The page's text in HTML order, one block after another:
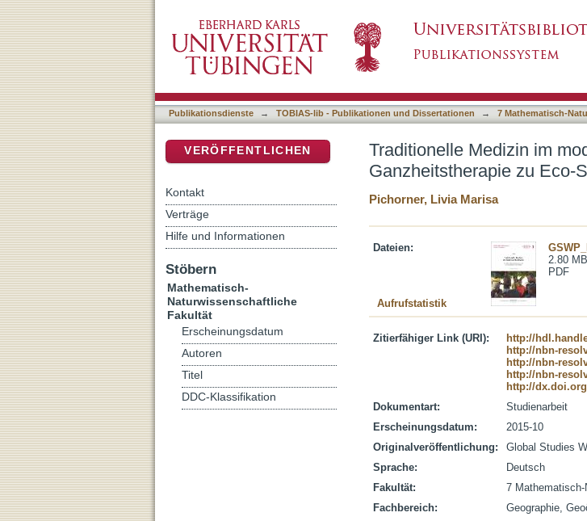
Social Medicine
Publikationsdienste → TOBIAS-lib - Publikationen und Dissertationen → 7 Mathematisch-
Traditionelle Medizin im
Ganzheitstherapie zu Eco-
Pichorner, Livia Marisa
Dateien:
2.80 MB
PDF
Aufrufstatistik
Zitierfähiger Link (URI):
http://
http://nbn-
http://nbn-
http://nbn-
http://
Dokumentart:
Studienarbeit
Erscheinungsdatum:
2015-10
Originalveröffentlichung:
Global Studies
Sprache:
Deutsch
Fakultät:
7
Fachbereich:
Geographie,
VERÖFFENTLICHEN
Kontakt
Verträge
Hilfe und Informationen
Stöbern
Mathematisch-
Naturwissenschaftliche
Fakultät
Erscheinungsdatum
Autoren
Titel
DDC-Klassifikation